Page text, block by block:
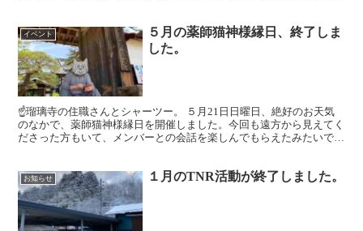
イベント
５月の薬師猫神様縁日、終了しま
した。
☝️瑠璃寺の住職さんとシャーツー。 ５月21日日曜日、絶好のお天気
のなかで、薬師猫神様縁日を開催しました。今回も遠方から見えてく
ださった方もいて、メンバーとの会話を楽しんでもらえたみたいで良
お知らせ １月のTNR活動が終了しました。